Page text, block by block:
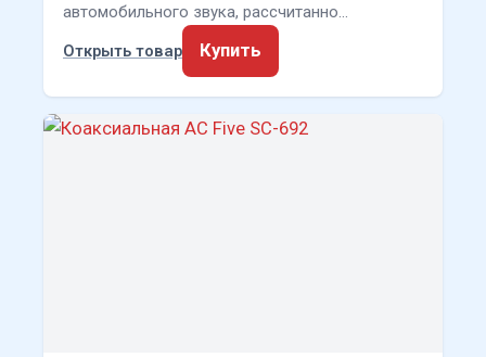
автомобильного звука, рассчитанно…
Открыть товар
Купить